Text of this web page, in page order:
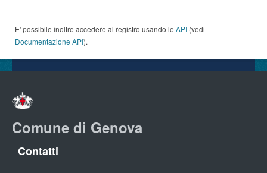
E' possibile inoltre accedere al registro usando le API (vedi
Documentazione API).
Comune di Genova
Contatti